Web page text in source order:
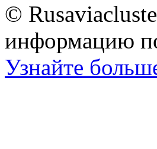
©
информацию
Узнайте